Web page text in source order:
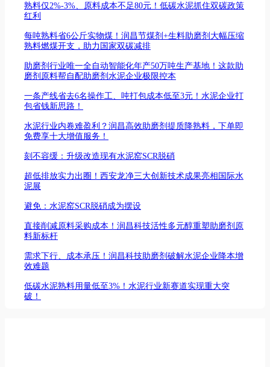
熟料仅2%-3%、原料成本不足80元！低碳水泥抓住双碳政策
红利
每吨熟料省6公斤实物煤！润昌节煤剂+生料助磨剂大幅压缩
熟料燃煤开支，助力国家双碳减排
助磨剂行业唯一全自动智能化年产50万吨生产基地！这款助
磨剂原料帮自配助磨剂水泥企业极限控本
一条产线省去6名操作工、吨打包成本低至3元！水泥企业打
包省钱新思路！
水泥行业内卷难盈利？润昌高效助磨剂提质降熟料，下单即
免费享十大增值服务！
刻不容缓：升级改造现有水泥窑SCR脱硝
超低排放实力出圈！西安龙净三大创新技术成果亮相国际水
泥展
避免：水泥窑SCR脱硝成为摆设
直接削减原料采购成本！润昌科技活性多元醇重塑助磨剂原
料新标杆
需求下行、成本承压！润昌科技助磨剂破解水泥企业降本增
效难题
低碳水泥熟料用量低至3%！水泥行业新赛道实现重大突
破！